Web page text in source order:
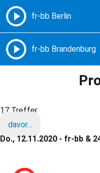
Freie Radios –
17 Treffer
davor…
Do., 12.11.2020 - fr-bb &